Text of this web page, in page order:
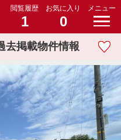
閲覧履歴
1
お気に入り
0
メニュー
去掲載物件情報